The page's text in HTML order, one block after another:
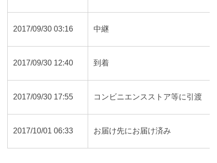
2017/09/30 03:16 中継
2017/09/30 12:40 到着
2017/09/30 17:55 コンビニエンスストア等に引渡
2017/10/01 06:33 お届け先にお届け済み